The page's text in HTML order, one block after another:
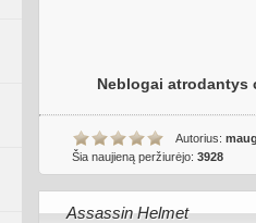
Neblogai atrodantys
Autorius:
Šia naujieną peržiurėjo: 3928
Assassin Helmet